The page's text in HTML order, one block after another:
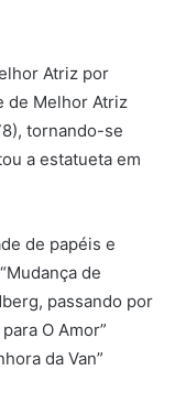
Atriz por
de Melhor Atriz
tornando-se
a estatueta em
de papéis e
de
passando por
O Amor”
da Van”